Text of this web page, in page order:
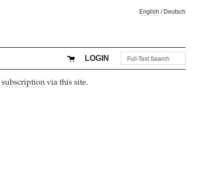
English / Deutsch
LOGIN
subscriptionvia this site.